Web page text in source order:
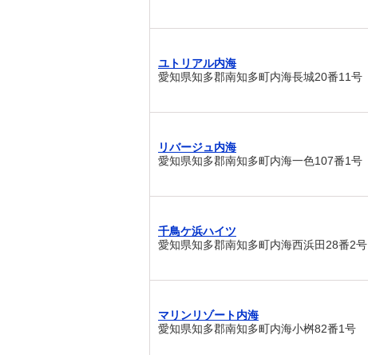
ユトリアル内海
愛知県知多郡南知多町内海長城20番11号
リバージュ内海
愛知県知多郡南知多町内海一色107番1号
千鳥ケ浜ハイツ
愛知県知多郡南知多町内海西浜田28番2号
マリンリゾート内海
愛知県知多郡南知多町内海小桝82番1号